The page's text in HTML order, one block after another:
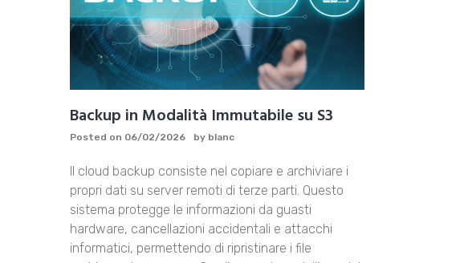
Backup in Modalità Immutabile su S3
Posted on 06/02/2026 by blanc
Il cloud backup consiste nel copiare e archiviare i
propri dati su server remoti di terze parti. Questo
sistema protegge le informazioni da guasti
hardware, cancellazioni accidentali e attacchi
informatici, permettendo di ripristinare i file